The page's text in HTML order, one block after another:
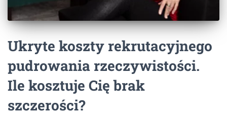
Ukryte koszty rekrutacyjnego
pudrowania rzeczywistości.
Ile kosztuje Cię brak
szczerości?